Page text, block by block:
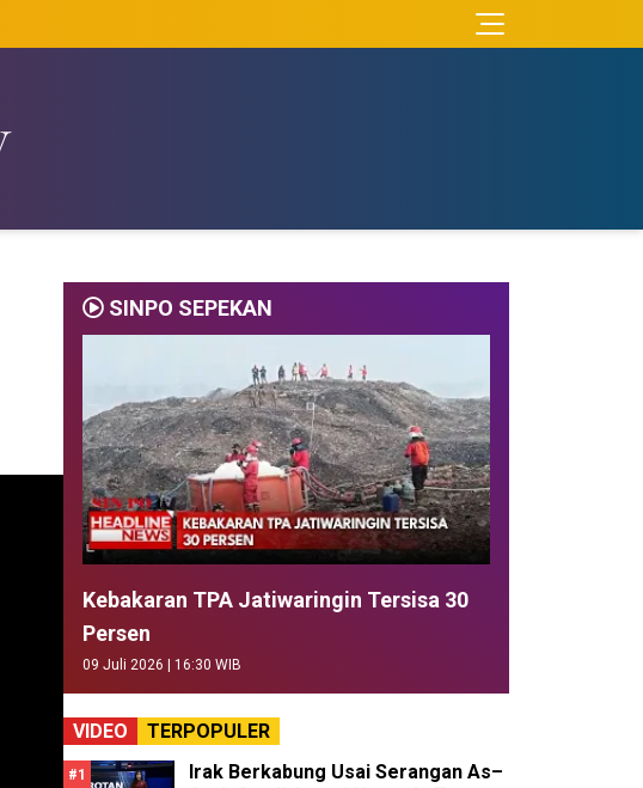
SINPO SEPEKAN
Kebakaran TPA Jatiwaringin Tersisa 30
Persen
09 Juli 2026 | 16:30 WIB
VIDEO TERPOPULER
#1
Irak Berkabung Usai Serangan As–